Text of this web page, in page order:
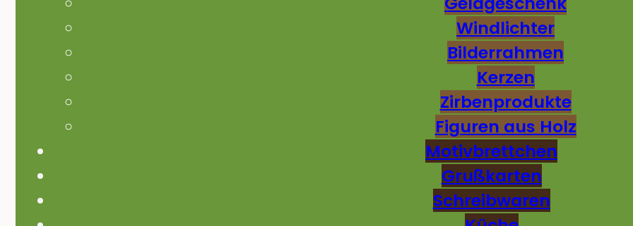
Windlichter
Bilderrahmen
Kerzen
Zirbenprodukte
Figuren aus Holz
Motivbrettchen
Grußkarten
Schreibwaren